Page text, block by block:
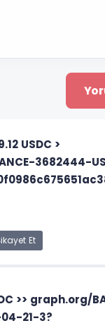
USDC >
3682444-
Et
>> graph.org/
21-3?